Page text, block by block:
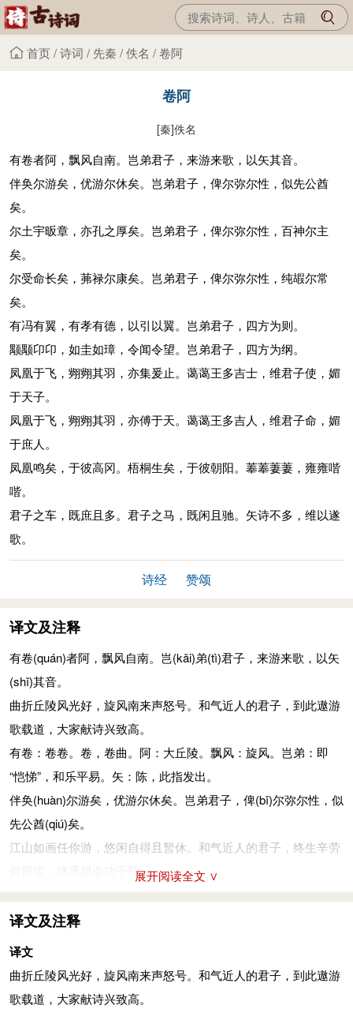
首页/诗词 / 先秦 /佚名 /卷阿
卷阿
[秦]佚名
有卷者阿，飘风自南。岂弟君子，来游来歌，以矢其音。
伴奂尔游矣，优游尔休矣。岂弟君子，俾尔弥尔性，似先公酋
矣。
尔土宇昄章，亦孔之厚矣。岂弟君子，俾尔弥尔性，百神尔主
矣。
尔受命长矣，茀禄尔康矣。岂弟君子，俾尔弥尔性，纯嘏尔常
矣。
有冯有翼，有孝有德，以引以翼。岂弟君子，四方为则。
颙颙卬卬，如圭如璋，令闻令望。岂弟君子，四方为纲。
凤凰于飞，翙翙其羽，亦集爰止。蔼蔼王多吉士，维君子使，媚
于天子。
凤凰于飞，翙翙其羽，亦傅于天。蔼蔼王多吉人，维君子命，媚
于庶人。
凤凰鸣矣，于彼高冈。梧桐生矣，于彼朝阳。菶菶萋萋，雍雍喈
喈。
君子之车，既庶且多。君子之马，既闲且驰。矢诗不多，维以遂
歌。
诗经 赞颂
译文及注释
有卷(quán)者阿，飘风自南。岂(kǎi)弟(tì)君子，来游来歌，以矢
(shǐ)其音。
曲折丘陵风光好，旋风南来声怒号。和气近人的君子，到此遨游
歌载道，大家献诗兴致高。
有卷：卷卷。卷，卷曲。阿：大丘陵。飘风：旋风。岂弟：即
“恺悌”，和乐平易。矢：陈，此指发出。
伴奂(huàn)尔游矣，优游尔休矣。岂弟君子，俾(bǐ)尔弥尔性，似
先公酋(qiú)矣。
江山如画任你游，悠闲自得且暂休。和气近人的君子，终生辛劳
何所求，继承祖业功千秋。
无拘无束之貌。或谓读为“盘桓”，非。优游：从容自得之貌。
展开阅读全文 ∨
译文及注释
译文
曲折丘陵风光好，旋风南来声怒号。和气近人的君子，到此遨游
歌载道，大家献诗兴致高。